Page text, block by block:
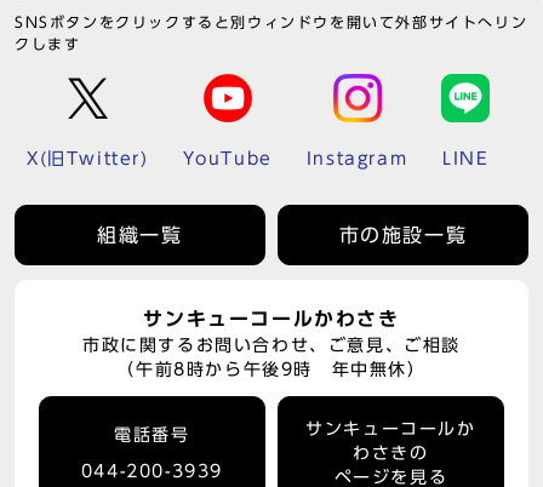
SNSボタンをクリックすると別ウィンドウを開いて外部サイトへリン
クします
X(旧Twitter) YouTube Instagram LINE
組織一覧 市の施設一覧
サンキューコールかわさき
市政に関するお問い合わせ、ご意見、ご相談
（午前8時から午後9時 年中無休）
電話番号
044-200-3939
サンキューコールか
わさきの
ページを見る